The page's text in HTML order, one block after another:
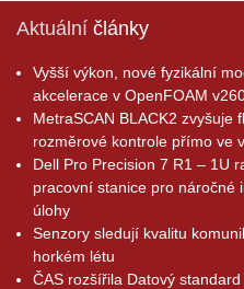
Aktuální články
Vyšší výkon, nové fyzikální
akcelerace v OpenFOAM
MetraSCAN BLACK2 zvyšuje
rozměrové kontrole přímo ve
Dell Pro Precision 7 R1 – 1U
pracovní stanice pro náročné
úlohy
Senzory sledují kvalitu
horkém létu
ČAS rozšířila Datový standard